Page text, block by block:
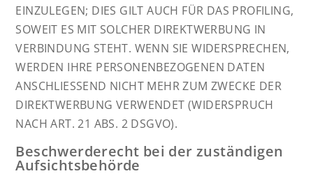
EINZULEGEN; DIES GILT AUCH FÜR DAS PROFILING,
SOWEIT ES MIT SOLCHER DIREKTWERBUNG IN
VERBINDUNG STEHT. WENN SIE WIDERSPRECHEN,
WERDEN IHRE PERSONENBEZOGENEN DATEN
ANSCHLIESSEND NICHT MEHR ZUM ZWECKE DER
DIREKTWERBUNG VERWENDET (WIDERSPRUCH
NACH ART. 21 ABS. 2 DSGVO).
Beschwerde­recht bei der zuständigen
Aufsichts­behörde